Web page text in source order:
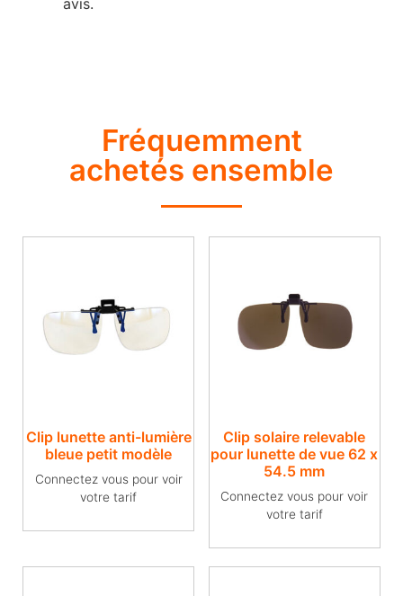
Fréquemment
achetés ensemble
Clip lunette anti-lumière
bleue petit modèle
Connectez vous pour voir
votre tarif
Clip solaire relevable
pour lunette de vue​ 62 x
54.5 mm
Connectez vous pour voir
votre tarif